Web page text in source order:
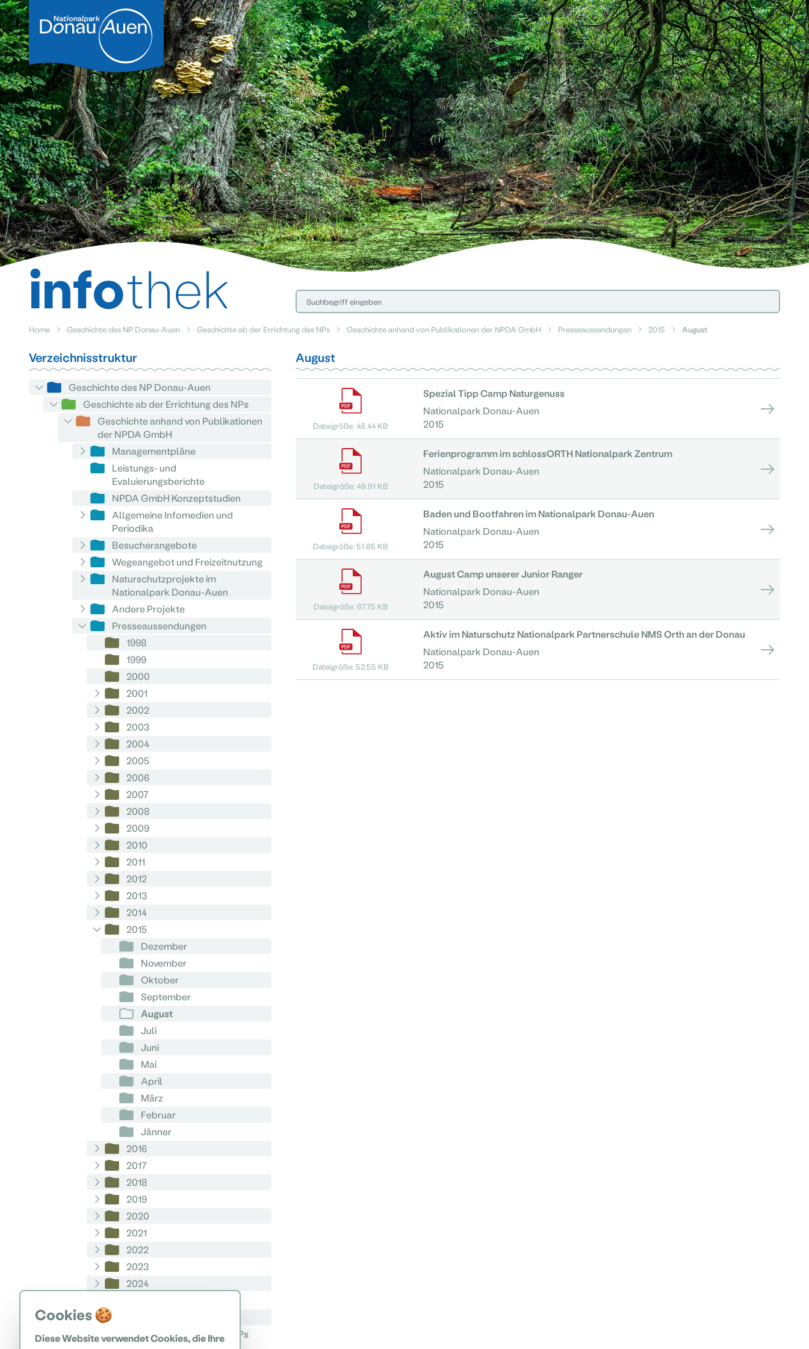
Cookies 🍪
Diese Website verwendet Cookies, die Ihre
infothek
Home Geschichte des NP Donau-Auen Geschichte ab der Errichtung des NPs Geschichte anhand von Publikationen der NPDA GmbH Presseaussendungen 2015 August
Verzeichnisstruktur
Geschichte des NP Donau-Auen
Geschichte ab der Errichtung des NPs
Geschichte anhand von Publikationen
der NPDA GmbH
Managementpläne
Leistungs- und
Evaluierungsberichte
NPDA GmbH Konzeptstudien
Allgemeine Infomedien und
Periodika
Besucherangebote
Wegeangebot und Freizeitnutzung
Naturschutzprojekte im
Nationalpark Donau-Auen
Andere Projekte
Presseaussendungen
1998
1999
2000
2001
2002
2003
2004
2005
2006
2007
2008
2009
2010
2011
2012
2013
2014
2015
Dezember
November
Oktober
September
August
Juli
Juni
Mai
April
März
Februar
Jänner
2016
2017
2018
2019
2020
2021
2022
2023
2024
Geschichte bis zur Errichtung des NPs
August
Dateigröße: 48.44 KB
Spezial Tipp Camp Naturgenuss
Nationalpark Donau-Auen
2015
Dateigröße: 49.91 KB
Ferienprogramm im schlossORTH Nationalpark Zentrum
Nationalpark Donau-Auen
2015
Dateigröße: 51.85 KB
Baden und Bootfahren im Nationalpark Donau-Auen
Nationalpark Donau-Auen
2015
Dateigröße: 67.75 KB
August Camp unserer Junior Ranger
Nationalpark Donau-Auen
2015
Dateigröße: 52.55 KB
Aktiv im Naturschutz Nationalpark Partnerschule NMS Orth an der Donau
Nationalpark Donau-Auen
2015